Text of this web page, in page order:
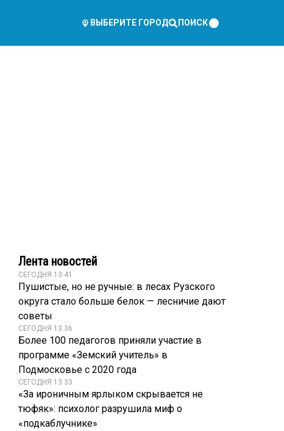
ВЫБЕРИТЕ ГОРОД ПОИСК
Лента новостей
СЕГОДНЯ 13:41
Пушистые, но не ручные: в лесах Рузского
округа стало больше белок — лесничие дают
советы
СЕГОДНЯ 13:36
Более 100 педагогов приняли участие в
программе «Земский учитель» в
Подмосковье с 2020 года
СЕГОДНЯ 13:33
«За ироничным ярлыком скрывается не
тюфяк»: психолог разрушила миф о
«подкаблучнике»